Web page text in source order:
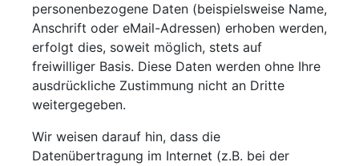
personenbezogene Daten (beispielsweise Name,
Anschrift oder eMail-Adressen) erhoben werden,
erfolgt dies, soweit möglich, stets auf
freiwilliger Basis. Diese Daten werden ohne Ihre
ausdrückliche Zustimmung nicht an Dritte
weitergegeben.
Wir weisen darauf hin, dass die
Datenübertragung im Internet (z.B. bei der